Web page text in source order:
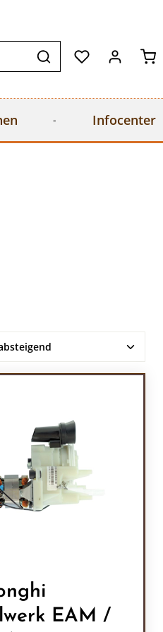
Infocenter
EAM /